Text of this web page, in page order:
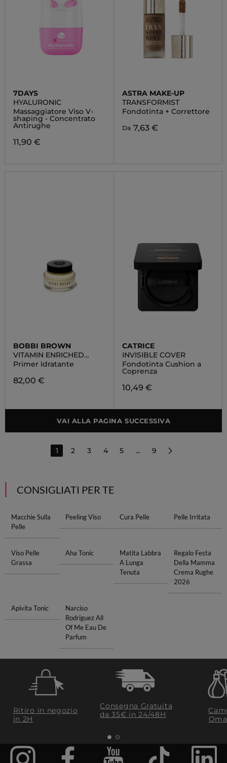
7DAYS
HYALURONIC
Massaggiatore Viso V-
shaping - Concentrato
Antirughe
11,90 €
ASTRA MAKE-UP
TRANSFORMIST
Fondotinta + Correttore
Da 7,63 €
BOBBI BROWN
VITAMIN ENRICHED
FACE BASE
Primer Idratante
82,00 €
CATRICE
INVISIBLE COVER
Fondotinta Cushion a
Coprenza
10,49 €
VAI ALLA PAGINA SUCCESSIVA
1 2 3 4 5 ... 9
CONSIGLIATI PER TE
Macchie Sulla
Pelle
Peeling Viso Cura Pelle Pelle Irritata
Viso Pelle
Grassa
Aha Tonic
Matita Labbra
A Lunga
Tenuta
Regalo Festa
Della Mamma
Crema Rughe
2026
Apivita Tonic
Narciso
Rodriguez All
Of Me Eau De
Parfum
Ritiro in negozio
in 2H
Consegna Gratuita
da 35€​ in 24/48H